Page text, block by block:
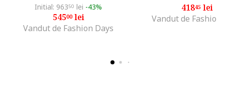
Initial: 96350 lei -43%
54500lei
Vandut de Fashion Days
41845lei
Vandut de Fashion